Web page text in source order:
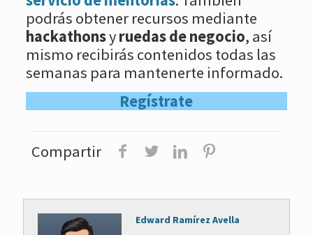
podrás obtener recursos mediante
hackathonsyruedas de negocio, así
mismo recibirás contenidos todas las
semanas para mantenerte informado.
Regístrate
Compartir
Edward Ramírez Avella